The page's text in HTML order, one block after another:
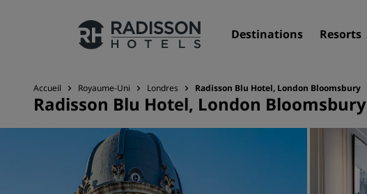
Destinations Resorts
Nos enseignes
Marques Radisson Hotels
Accueil Royaume-Uni Londres Radisson Blu Hotel, London Bloomsbury
Radisson Blu Hotel, London Bloomsbury